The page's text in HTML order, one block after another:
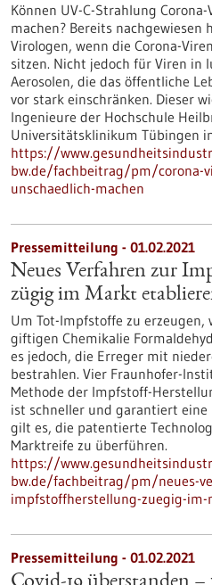
Können UV-C-Strahlung
machen? Bereits nachgewiesen
Virologen, wenn die Corona-
sitzen. Nicht jedoch für Viren in
Aerosolen, die das öffentliche
vor stark einschränken. Dieser
Ingenieure der Hochschule
Universitätsklinikum Tübingen
https://
bw.de/fachbeitrag/pm/corona-
unschaedlich-machen
Pressemitteilung - 01.02.2021
Neues Verfahren zur
zügig im Markt
Um Tot-Impfstoffe zu
giftigen Chemikalie
es jedoch, die Erreger mit
bestrahlen. Vier Fraunhofer-
Methode der Impfstoff-
ist schneller und garantiert
gilt es, die patentierte
Marktreife zu überführen.
https://
bw.de/fachbeitrag/pm/neues-
impfstoffherstellung-zuegig-
Pressemitteilung - 01.02.2021